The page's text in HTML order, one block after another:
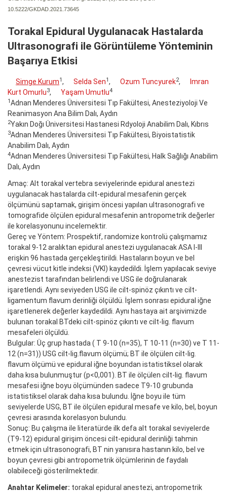
10.5222/GKDAD.2021.73645
Torakal Epidural Uygulanacak Hastalarda
Ultrasonografi ile Görüntüleme Yönteminin
Başarıya Etkisi
Simge Kurum1, Selda Sen1, Ozum Tuncyurek2,
Imran
Kurt Omurlu3, Yaşam Umutlu4
1Adnan Menderes Üniversitesi Tıp Fakültesi, Anesteziyoloji Ve
Reanimasyon Ana Bilim Dalı, Aydın
2Yakın Doğı Üniversitesi Hastanesi Rdyoloji Anabilim Dalı, Kıbrıs
3Adnan Menderes Üniversitesi Tıp Fakültesi, Biyoistatistik
Anabilim Dalı, Aydın
4Adnan Menderes Üniversitesi Tıp Fakültesi, Halk Sağlığı Anabilim
Dalı, Aydın
Amaç: Alt torakal vertebra seviyelerinde epidural anestezi
uygulanacak hastalarda cilt-epidural mesafenin gerçek
ölçümünü saptamak, girişim öncesi yapılan ultrasonografi ve
tomografide ölçülen epidural mesafenin antropometrik değerler
ile korelasyonunu incelemektir.
Gereç ve Yöntem: Prospektif, randomize kontrolü çalışmamız
torakal 9-12 aralıktan epidural anestezi uygulanacak ASA I-III
erişkin 96 hastada gerçekleştirildi. Hastaların boyun ve bel
çevresi vücut kitle indeksi (VKI) kaydedildi. İşlem yapılacak seviye
anestezist tarafından belirlendi ve USG ile doğrulanarak
işaretlendi. Aynı seviyeden USG ile cilt-spinöz çıkıntı ve cilt-
ligamentum flavum derinliği ölçüldü. İşlem sonrası epidural iğne
işaretlenerek değerler kaydedildi. Aynı hastaya ait arşivimizde
bulunan torakal BTdeki cilt-spinöz çıkıntı ve cilt-lig. flavum
mesafeleri ölçüldü.
Bulgular: Üç grup hastada ( T 9-10 (n=35), T 10-11 (n=30) ve T 11-
12 (n=31)) USG cilt-lig.flavum ölçümü; BT ile ölçülen cilt-lig.
flavum ölçümü ve epidural iğne boyundan istatistiksel olarak
daha kısa bulunmuştur (p<0,001). BT ile ölçülen cilt-lig. flavum
mesafesi iğne boyu ölçümünden sadece T9-10 grubunda
istatistiksel olarak daha kısa bulundu. İğne boyu ile tüm
seviyelerde USG, BT ile ölçülen epidural mesafe ve kilo, bel, boyun
çevresi arasında korelasyon bulundu.
Sonuç: Bu çalışma ile literatürde ilk defa alt torakal seviyelerde
(T9-12) epidural girişim öncesi cilt-epidural derinliği tahmin
etmek için ultrasonografi, BT nin yanısıra hastanın kilo, bel ve
boyun çevresi gibi antropometrik ölçümlerinin de faydalı
olabileceği gösterilmektedir.
Anahtar Kelimeler: torakal epidural anestezi, antropometrik